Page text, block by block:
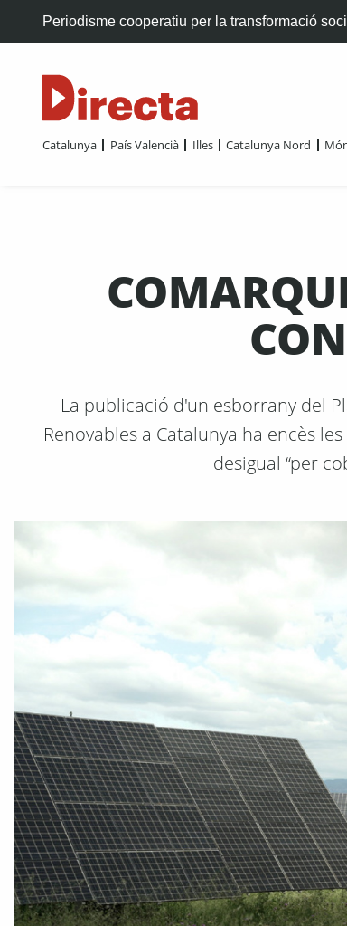
Periodisme cooperatiu per la transformació
Catalunya País Valencià Illes Catalunya Nord
La publicació d'un esborrany del
Renovables a Catalunya ha encès
desigual “per